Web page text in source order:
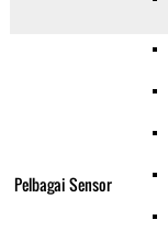
Pelbagai Sensor